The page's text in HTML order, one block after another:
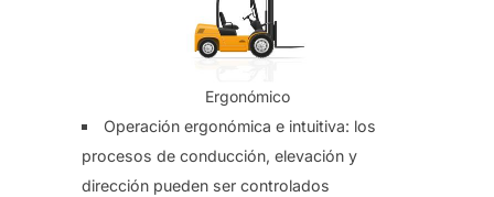
Ergonómico
Operación ergonómica e intuitiva: los
procesos de conducción, elevación y
dirección pueden ser controlados